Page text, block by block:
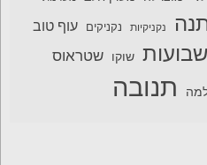
נקניקיות נקניקים עוף טוב
שבועות שוקו שטראוס
תנובה